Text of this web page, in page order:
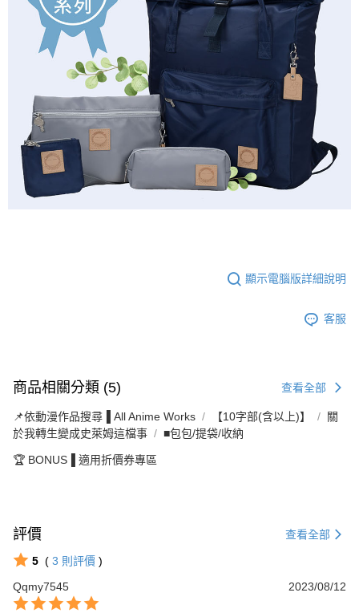
顯示電腦版詳細說明
客服
商品相關分類 (5) 查看全部
📌依動漫作品搜尋▐ All Anime Works 【10字部(含以上)】
關
於我轉生變成史萊姆這檔事
■包包/提袋/收納
🏆 BONUS▐ 適用折價券專區
評價 查看全部
5 ( 3 則評價 )
Qqmy7545
2023/08/12